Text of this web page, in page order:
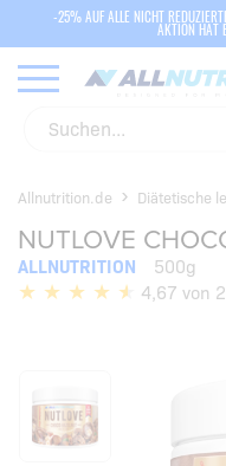
-25% AUF ALLE NICHT
AKTION HAT
Allnutrition.de Diätetische
NUTLOVE
ALLNUTRITION
500g
4,67 von